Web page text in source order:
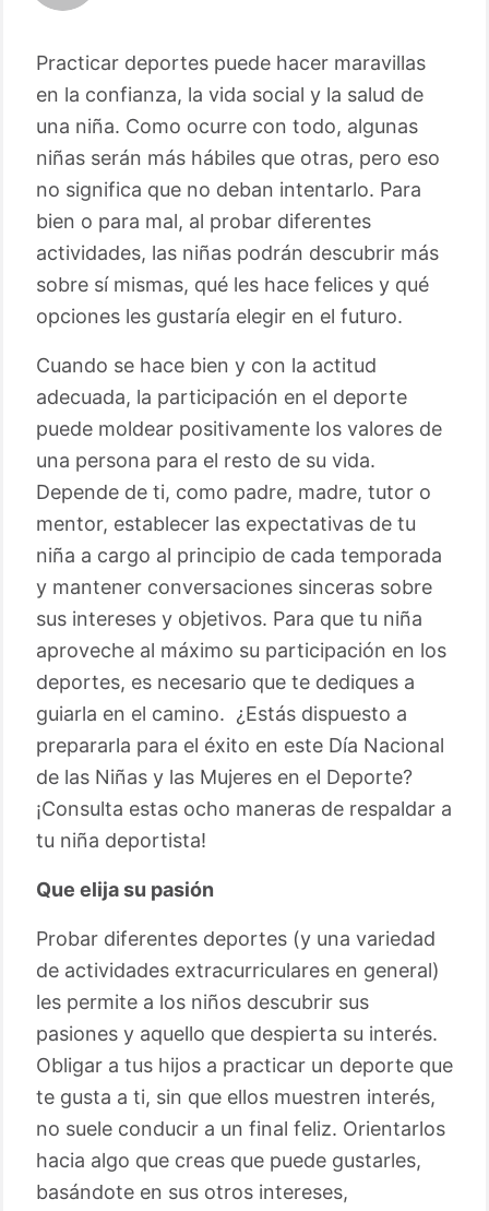
Practicar deportes puede hacer maravillas
en la confianza, la vida social y la salud de
una niña. Como ocurre con todo, algunas
niñas serán más hábiles que otras, pero eso
no significa que no deban intentarlo. Para
bien o para mal, al probar diferentes
actividades, las niñas podrán descubrir más
sobre sí mismas, qué les hace felices y qué
opciones les gustaría elegir en el futuro.
Cuando se hace bien y con la actitud
adecuada, la participación en el deporte
puede moldear positivamente los valores de
una persona para el resto de su vida.
Depende de ti, como padre, madre, tutor o
mentor, establecer las expectativas de tu
niña a cargo al principio de cada temporada
y mantener conversaciones sinceras sobre
sus intereses y objetivos. Para que tu niña
aproveche al máximo su participación en los
deportes, es necesario que te dediques a
guiarla en el camino. ¿Estás dispuesto a
prepararla para el éxito en este Día Nacional
de las Niñas y las Mujeres en el Deporte?
¡Consulta estas ocho maneras de respaldar a
tu niña deportista!
Que elija su pasión
Probar diferentes deportes (y una variedad
de actividades extracurriculares en general)
les permite a los niños descubrir sus
pasiones y aquello que despierta su interés.
Obligar a tus hijos a practicar un deporte que
te gusta a ti, sin que ellos muestren interés,
no suele conducir a un final feliz. Orientarlos
hacia algo que creas que puede gustarles,
basándote en sus otros intereses,